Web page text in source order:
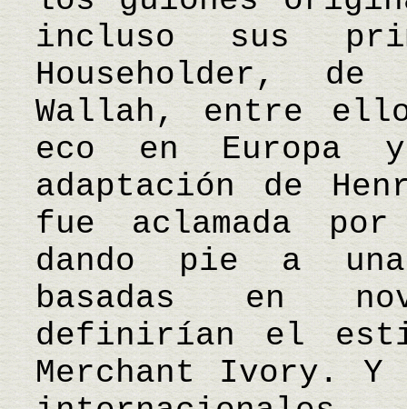
incluso sus
Householder, de
Wallah, entre
eco en Europa
adaptación de
fue aclamada
dando pie a
basadas en
definirían el
Merchant Ivory. Y